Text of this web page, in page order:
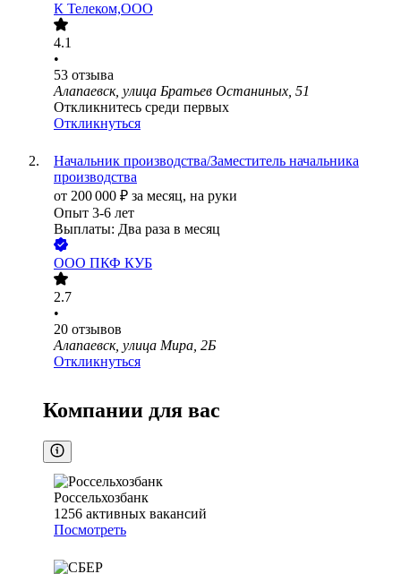
К Телеком,ООО
4.1
•
53 отзыва
Алапаевск, улица Братьев Останиных, 51
Откликнитесь среди первых
Откликнуться
Начальник производства/Заместитель начальника
производства
от 200 000 ₽ за месяц, на руки
Опыт 3-6 лет
Выплаты: Два раза в месяц
ООО ПКФ КУБ
2.7
•
20 отзывов
Алапаевск, улица Мира, 2Б
Откликнуться
Компании для вас
Россельхозбанк
1256 активных вакансий
Посмотреть